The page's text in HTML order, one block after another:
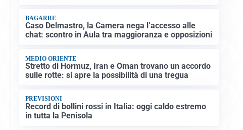
BAGARRE
Caso Delmastro, la Camera nega l’accesso alle
chat: scontro in Aula tra maggioranza e opposizioni
MEDIO ORIENTE
Stretto di Hormuz, Iran e Oman trovano un accordo
sulle rotte: si apre la possibilità di una tregua
PREVISIONI
Record di bollini rossi in Italia: oggi caldo estremo
in tutta la Penisola